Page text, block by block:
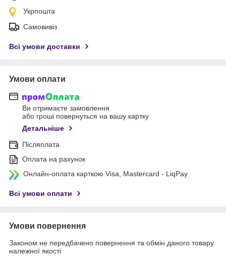
Укрпошта
Самовивіз
Всі умови доставки
Умови оплати
Ви отримаєте замовлення
або гроші повернуться на вашу картку
Детальніше
Післяплата
Оплата на рахунок
Онлайн-оплата карткою Visa, Mastercard - LiqPay
Всі умови оплати
Умови повернення
Законом не передбачено повернення та обмін даного товару
належної якості